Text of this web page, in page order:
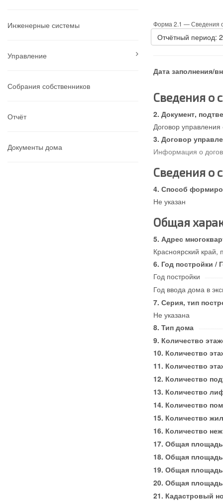
Инженерные системы
Управление
Собрания собственников
Отчёт
Документы дома
Форма 2.1 —Сведения
Отчётный период:
Дата заполнения/
Сведения о
Документ,
Договор
Договор
Информация о
Сведения о
Способ
Не указан
Общая
Адрес
Красноярский край,
Год постройки /
Год постройки
Год ввода дома в
Серия, тип
Не указана
Тип дома
Количество
Количество
Количество
Количество
Количество
Количество
Количество
Количество
Общая
Общая
Общая
Общая
Кадастровый